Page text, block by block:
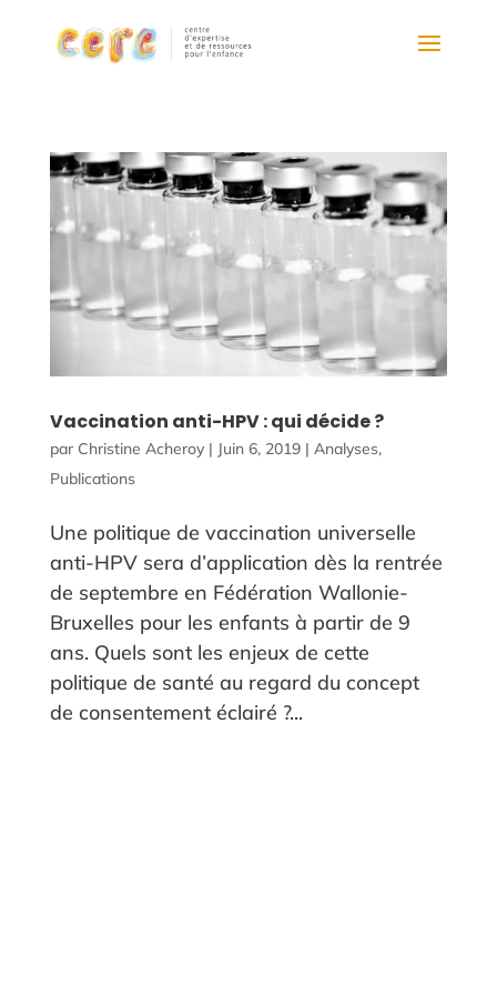
Vaccination anti-HPV : qui décide ?
par Christine Acheroy| Juin 6, 2019| Analyses,
Publications
Une politique de vaccination universelle
anti-HPV sera d’application dès la rentrée
de septembre en Fédération Wallonie-
Bruxelles pour les enfants à partir de 9
ans. Quels sont les enjeux de cette
politique de santé au regard du concept
de consentement éclairé ?...